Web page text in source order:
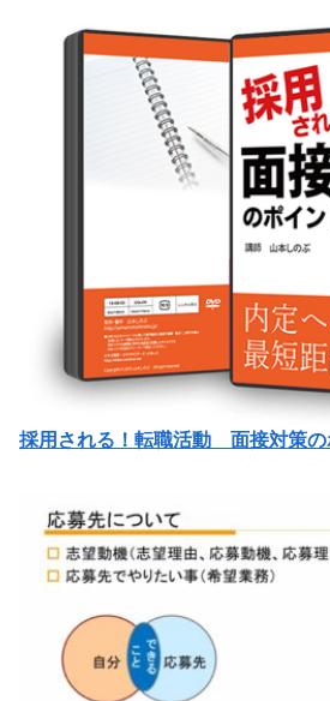
採用される！転職活動 面接対策の